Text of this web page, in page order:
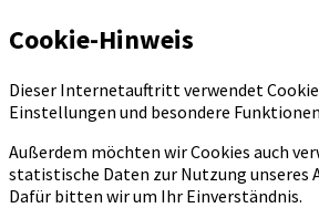
Cookie-Hinweis
Dieser Internetauftritt verwendet
Einstellungen und besondere
Außerdem möchten wir Cookies auch
statistische Daten zur Nutzung unseres
Dafür bitten wir um Ihr Einverständnis.